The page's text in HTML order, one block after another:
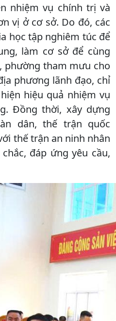
nhiệm vụ chính trị và
vị ở cơ sở. Do đó, các
học tập nghiêm túc để
làm cơ sở để cùng
phường tham mưu cho
phương lãnh đạo, chỉ
hiệu quả nhiệm vụ
Đồng thời, xây dựng
dân, thế trận quốc
thế trận an ninh nhân
đáp ứng yêu cầu,